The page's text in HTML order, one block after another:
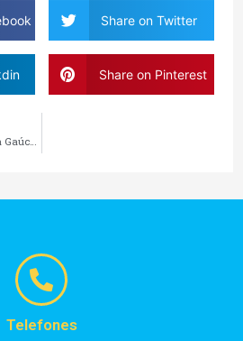
Share on Twitter
Share on Pinterest
Onde passear na Serra Gaúcha?
Telefones